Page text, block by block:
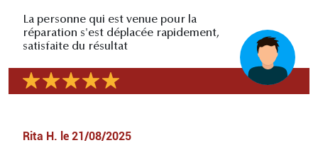
La personne qui est venue pour la
réparation s'est déplacée rapidement,
satisfaite du résultat
Rita H. le 21/08/2025